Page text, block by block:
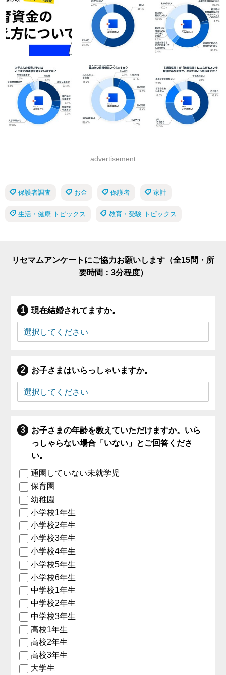
advertisement
保護者調査 お金 保護者 家計
生活・健康 トピックス 教育・受験 トピックス
リセマムアンケートにご協力お願いします（全15問・所
要時間：3分程度）
現在結婚されてますか。
お子さまはいらっしゃいますか。
お子さまの年齢を教えていただけますか。いら
っしゃらない場合「いない」とご回答くださ
い。
通園していない未就学児
保育園
幼稚園
小学校1年生
小学校2年生
小学校3年生
小学校4年生
小学校5年生
小学校6年生
中学校1年生
中学校2年生
中学校3年生
高校1年生
高校2年生
高校3年生
大学生